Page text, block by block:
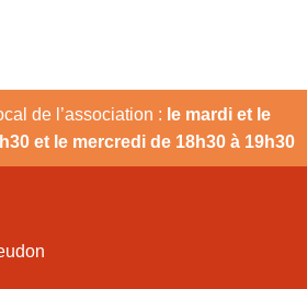
de l’association : le mardi et le
et le mercredi de 18h30 à 19h30